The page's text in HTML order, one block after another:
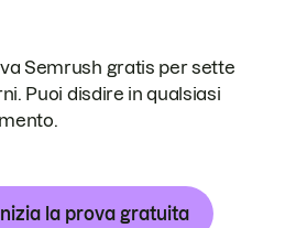
Semrush gratis per sette
Puoi disdire in qualsiasi
Inizia la prova gratuita